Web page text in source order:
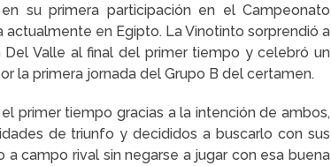
su primera participación en el Campeonato
actualmente en Egipto. La Vinotinto sorprendió a
Valle al final del primer tiempo y celebró un
la primera jornada del Grupo B del certamen.
primer tiempo gracias a la intención de ambos,
de triunfo y decididos a buscarlo con sus
a campo rival sin negarse a jugar con esa buena